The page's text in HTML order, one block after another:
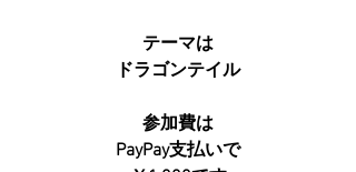
テーマは
ドラゴンテイル
参加費は
PayPay支払いで